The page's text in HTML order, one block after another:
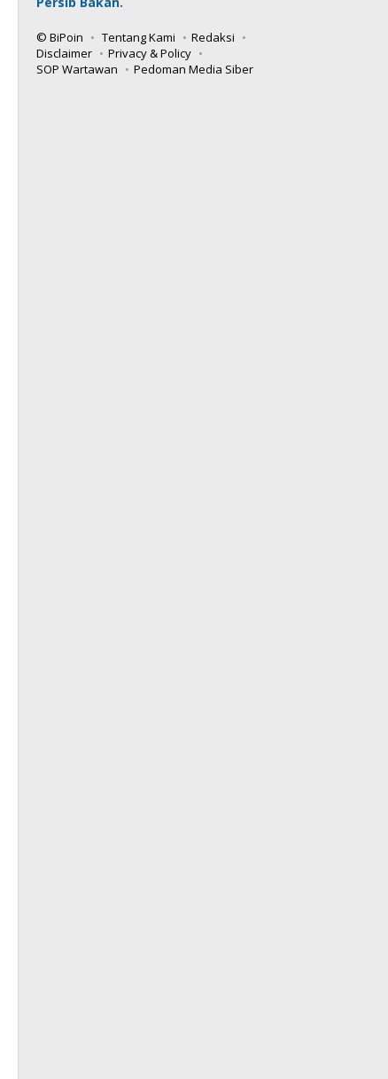
© BiPoin Tentang Kami
Redaksi
Disclaimer
Privacy & Policy
SOP Wartawan
Pedoman Media Siber